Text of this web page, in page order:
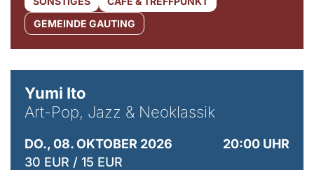
GEMEINDE GAUTING
Yumi Ito
Art-Pop, Jazz & Neoklassik
DO., 08. OKTOBER 2026
20:00 UHR
30 EUR / 15 EUR